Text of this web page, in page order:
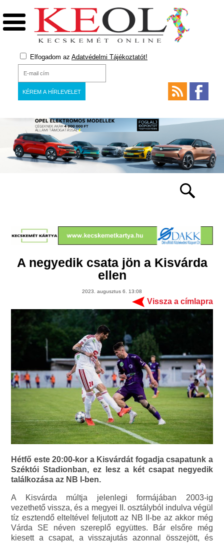
Elfogadom az Adatvédelmi Tájékoztatót!
A negyedik csata jön a Kisvárda
ellen
2023. augusztus 6. 13:08
Vissza a címlapra
Hétfő este 20:00-kor a Kisvárdát fogadja csapatunk a
Széktói Stadionban, ez lesz a két csapat negyedik
találkozása az NB I-ben.
A Kisvárda múltja jelenlegi formájában 2003-ig
vezethető vissza, és a megyei II. osztályból indulva végül
tíz esztendő elteltével feljutott az NB II-be az akkor még
Várda SE néven szereplő együttes. Bár elsőre még
kiesett a csapat, a visszajutás azonnal összejött, és